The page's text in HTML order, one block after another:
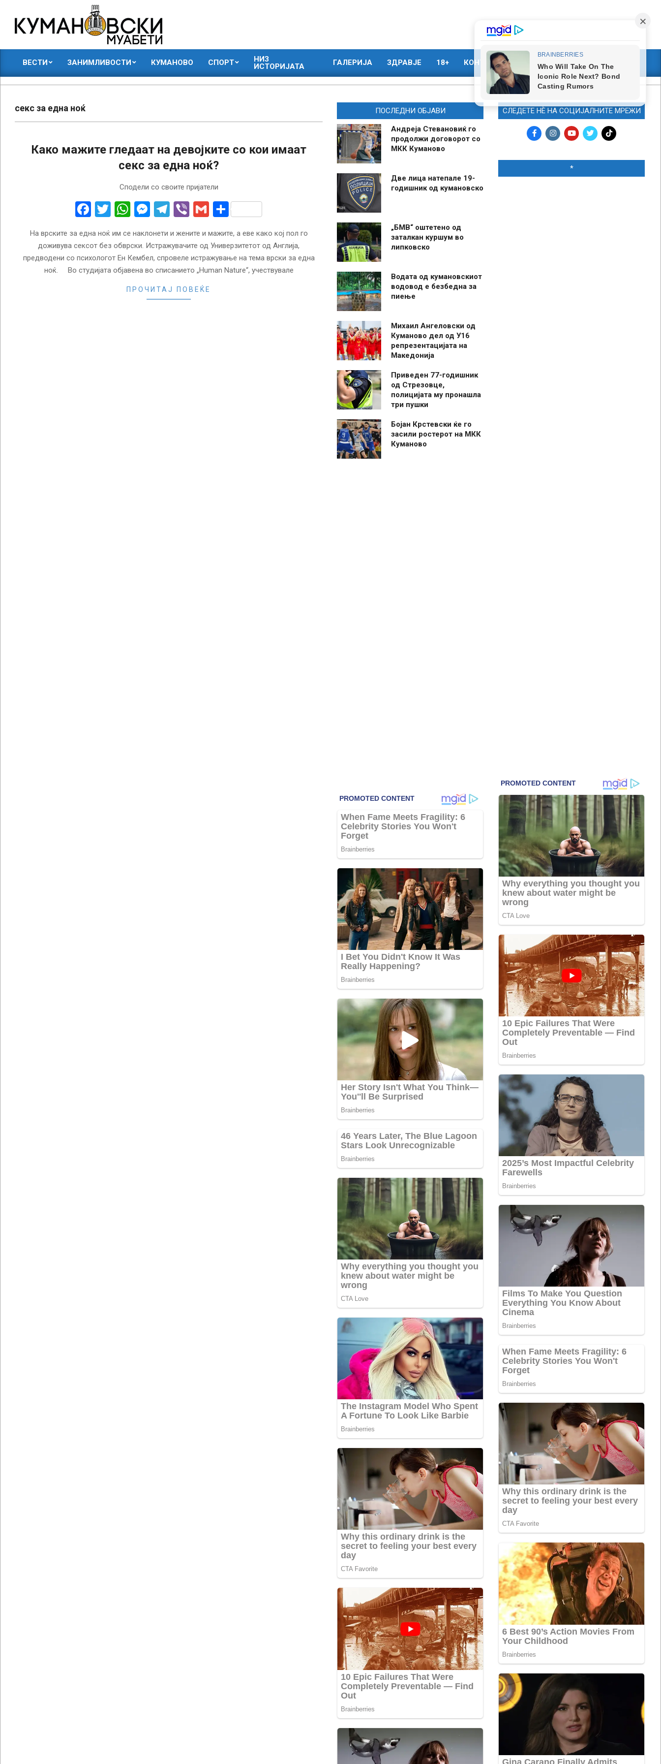
content
КУМАНОВСКИ
МУАБЕТИ
ВЕСТИ ЗАНИМЛИВОСТИ КУМАНОВО СПОРТ
НИЗ
ИСТОРИЈАТА
ГАЛЕРИЈА ЗДРАВЈЕ 18+ КОНТАКТ МАРКЕТИНГ
секс за една ноќ
Како мажите гледаат на девојките со кои имаат
секс за една ноќ?
Сподели со своите пријатели
Facebook
Twitter
WhatsApp
Messenger
Telegram
ViberGmailShare
На врските за една ноќ им се наклонети и жените и мажите, а еве како кој пол го
доживува сексот без обврски. Истражувачите од Универзитетот од Англија,
предводени со психологот Ен Кембел, спровеле истражување на тема врски за една
ноќ. Во студијата објавена во списанието „Human Nature“, учествувале
ПРОЧИТАЈ ПОВЕЌЕ
ПОСЛЕДНИ ОБЈАВИ
Андреја Стевановиќ го
продолжи договорот со
МКК Куманово
Две лица натепале 19-
годишник од кумановско
„БМВ“ оштетено од
заталкан куршум во
липковско
Водата од кумановскиот
водовод е безбедна за
пиење
Михаил Ангеловски од
Куманово дел од У16
репрезентацијата на
Македонија
Приведен 77-годишник
од Стрезовце,
полицијата му пронашла
три пушки
Бојан Крстевски ќе го
засили ростерот на МКК
Куманово
СЛЕДЕТЕ НЀ НА СОЦИЈАЛНИТЕ МРЕЖИ
*